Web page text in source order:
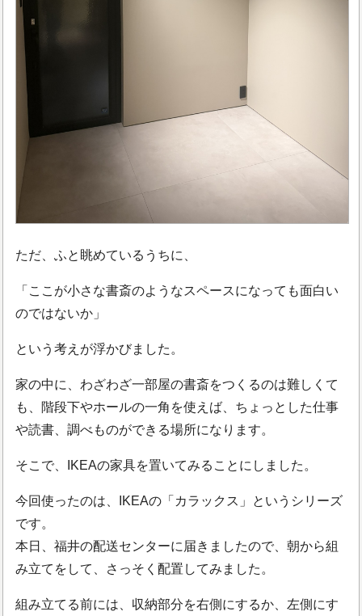
ただ、ふと眺めているうちに、
「ここが小さな書斎のようなスペースになっても面白い
のではないか」
という考えが浮かびました。
家の中に、わざわざ一部屋の書斎をつくるのは難しくて
も、階段下やホールの一角を使えば、ちょっとした仕事
や読書、調べものができる場所になります。
そこで、IKEAの家具を置いてみることにしました。
今回使ったのは、IKEAの「カラックス」というシリーズ
です。
本日、福井の配送センターに届きましたので、朝から組
み立てをして、さっそく配置してみました。
組み立てる前には、収納部分を右側にするか、左側にす